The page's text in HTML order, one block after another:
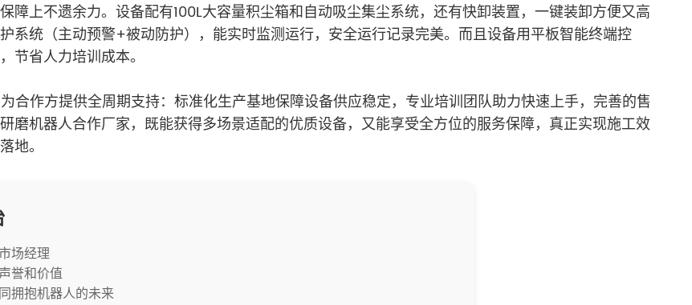
障上不遗余力。设备配有100L大容量积尘箱和自动吸尘集尘系统，还有快卸装置，一键装卸方便又高
系统（主动预警+被动防护），能实时监测运行，安全运行记录完美。而且设备用平板智能终端控
节省人力培训成本。
作方提供全周期支持：标准化生产基地保障设备供应稳定，专业培训团队助力快速上手，完善的售
磨机器人合作厂家，既能获得多场景适配的优质设备，又能享受全方位的服务保障，真正实现施工效
地。
场经理
誉和价值
拥抱机器人的未来